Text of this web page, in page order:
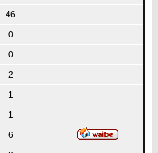
46
0
0
2
1
1
6